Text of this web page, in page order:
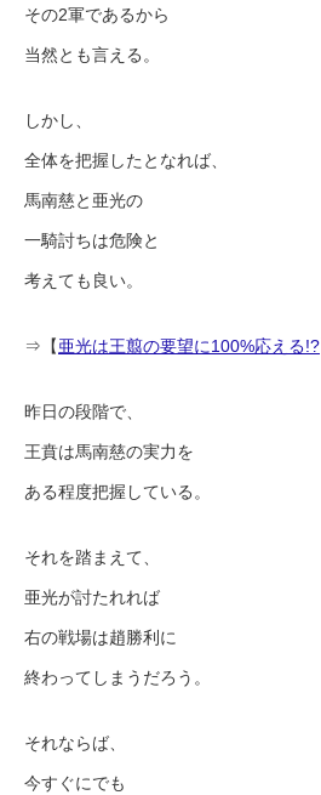
その2軍であるから
当然とも言える。
しかし、
全体を把握したとなれば、
馬南慈と亜光の
一騎討ちは危険と
考えても良い。
⇒【亜光は王翦の要望に100%応える!?
昨日の段階で、
王賁は馬南慈の実力を
ある程度把握している。
それを踏まえて、
亜光が討たれれば
右の戦場は趙勝利に
終わってしまうだろう。
それならば、
今すぐにでも